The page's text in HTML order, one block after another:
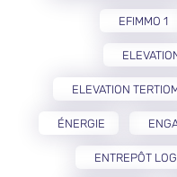
EFIMMO 1
ELEVATION
ÉNERGIE
ENTREPÔT